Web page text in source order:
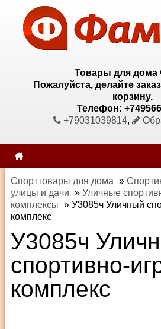
Товары для дома
Пожалуйста, делайте
корзину.
Телефон:
+79031039814,
Спорттовары для дома »
улицы и дачи » Уличные
комплексы » У3085ч Уличный
комплекс
У3085ч
спортивно-
комплекс